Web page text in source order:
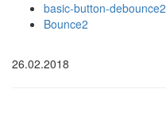
basic-button-debounce2
Bounce2
26.02.2018